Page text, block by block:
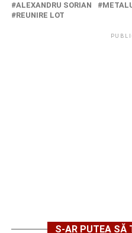
ALEXANDRU SORIAN
REUNIRE LOT
S-AR PUTEA SĂ